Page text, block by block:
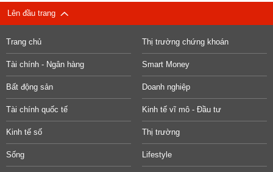
Lên đầu trang
Trang chủ Thị trường chứng khoán
Tài chính - Ngân hàng Smart Money
Bất động sản Doanh nghiệp
Tài chính quốc tế Kinh tế vĩ mô - Đầu tư
Kinh tế số Thị trường
Sống Lifestyle